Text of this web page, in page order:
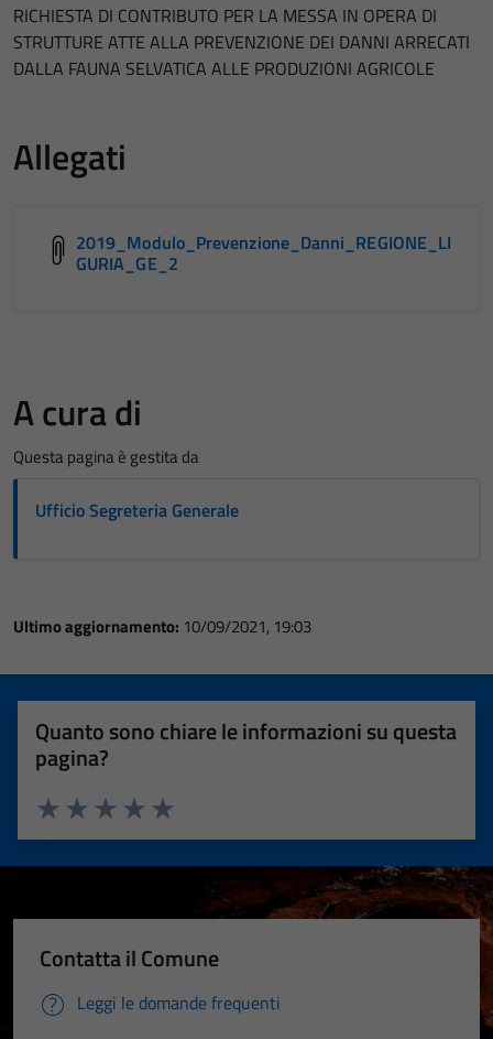
RICHIESTA DI CONTRIBUTO PER LA MESSA IN OPERA DI
STRUTTURE ATTE ALLA PREVENZIONE DEI DANNI ARRECATI
DALLA FAUNA SELVATICA ALLE PRODUZIONI AGRICOLE
Allegati
2019_Modulo_Prevenzione_Danni_REGIONE_LI
GURIA_GE_2
A cura di
Questa pagina è gestita da
Ufficio Segreteria Generale
Ultimo aggiornamento: 10/09/2021, 19:03
Quanto sono chiare le informazioni su questa
pagina?
Valuta 5 stelle su 5
Valuta 4 stelle su 5
Valuta 3 stelle su 5
Valuta 2 stelle su 5
Valuta 1 stelle su 5
Contatta il Comune
Leggi le domande frequenti